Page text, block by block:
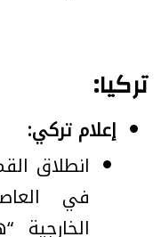
تركيا:
إعلام تركي:
انطلاق
في
الخارجية